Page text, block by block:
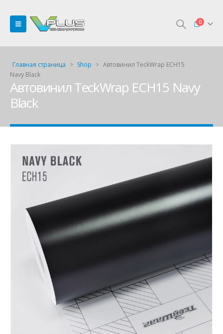
0
Главная страница > Shop > Автовинил TeckWrap ECH15
Navy Black
Автовинил TeckWrap ECH15 Navy
Black